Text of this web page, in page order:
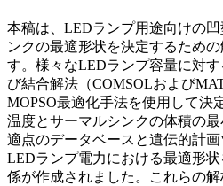
本稿は、LEDランプ用途向けの
ンクの最適形状を決定するため
す。様々なLEDランプ容量に対
び結合解法（COMSOLおよび
MOPSO最適化手法を使用して決
温度とサーマルシンクの体積の
適点のデータベースと遺伝的計
LEDランプ電力における最適形
係が作成されました。これらの解